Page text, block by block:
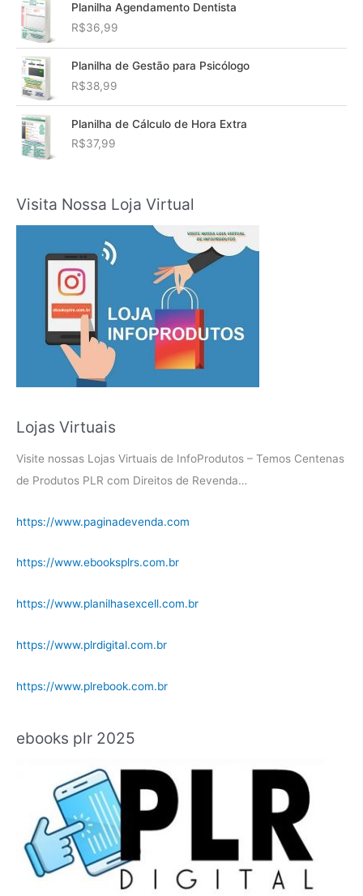
Planilha Agendamento Dentista
R$36,99
Planilha de Gestão para Psicólogo
R$38,99
Planilha de Cálculo de Hora Extra
R$37,99
Visita Nossa Loja Virtual
Lojas Virtuais
Visite nossas Lojas Virtuais de InfoProdutos – Temos Centenas
de Produtos PLR com Direitos de Revenda…
https://www.paginadevenda.com
https://www.ebooksplrs.com.br
https://www.planilhasexcell.com.br
https://www.plrdigital.com.br
https://www.plrebook.com.br
ebooks plr 2025